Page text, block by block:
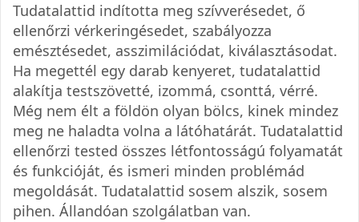
Tudatalattid indította meg szívverésedet, ő
ellenőrzi vérkeringésedet, szabályozza
emésztésedet, asszimilációdat, kiválasztásodat.
Ha megettél egy darab kenyeret, tudatalattid
alakítja testszövetté, izommá, csonttá, vérré.
Még nem élt a földön olyan bölcs, kinek mindez
meg ne haladta volna a látóhatárát. Tudatalattid
ellenőrzi tested összes létfontosságú folyamatát
és funkcióját, és ismeri minden problémád
megoldását. Tudatalattid sosem alszik, sosem
pihen. Állandóan szolgálatban van.